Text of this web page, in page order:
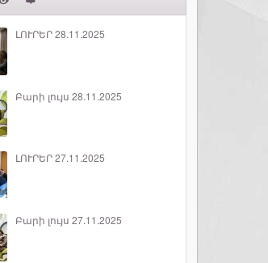
ԼՈՒՐԵՐ 28.11.2025
Բարի լույս 28.11.2025
ԼՈՒՐԵՐ 27.11.2025
Բարի լույս 27.11.2025